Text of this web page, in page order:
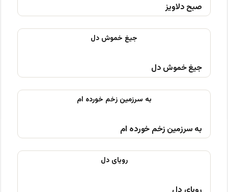
صبح دلاویز
جیغ خموش دل
به سرزمین زخم خورده ام